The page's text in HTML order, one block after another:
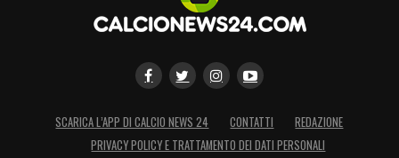
SCARICA L’APP DI CALCIO NEWS 24 CONTATTI
REDAZIONE
PRIVACY POLICY E TRATTAMENTO DEI DATI PERSONALI